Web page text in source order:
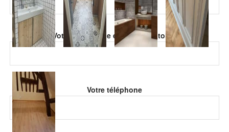
Veuillez laisser ce champ vide.
Votre adresse de email (obligatoire)
Votre téléphone